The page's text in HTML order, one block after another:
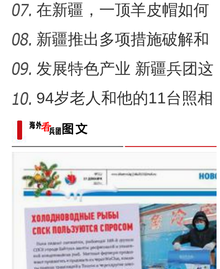
（追风逐日看新疆）新疆阿
悠长？
在新疆，一顶羊皮帽如何
展现独特制作魅力？
新疆推出多项措施破解和
田玉消费“痛点”
发展特色产业 新疆兵团这
家家庭农场如何实现“南果
94岁老人和他的11台照相
机